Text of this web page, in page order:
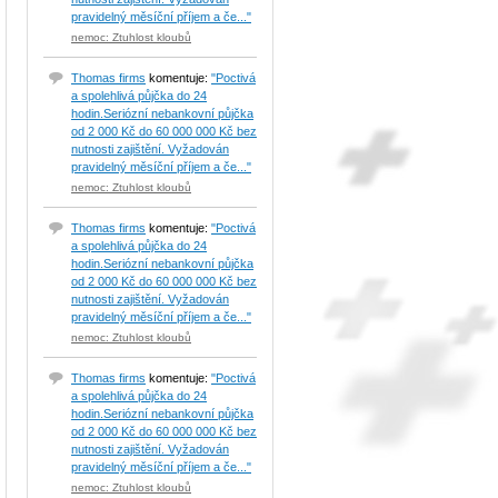
pravidelný měsíční příjem a če..."
nemoc: Ztuhlost kloubů
Thomas firms komentuje: "Poctivá
a spolehlivá půjčka do 24
hodin.Seriózní nebankovní půjčka
od 2 000 Kč do 60 000 000 Kč bez
nutnosti zajištění. Vyžadován
pravidelný měsíční příjem a če..."
nemoc: Ztuhlost kloubů
Thomas firms komentuje: "Poctivá
a spolehlivá půjčka do 24
hodin.Seriózní nebankovní půjčka
od 2 000 Kč do 60 000 000 Kč bez
nutnosti zajištění. Vyžadován
pravidelný měsíční příjem a če..."
nemoc: Ztuhlost kloubů
Thomas firms komentuje: "Poctivá
a spolehlivá půjčka do 24
hodin.Seriózní nebankovní půjčka
od 2 000 Kč do 60 000 000 Kč bez
nutnosti zajištění. Vyžadován
pravidelný měsíční příjem a če..."
nemoc: Ztuhlost kloubů